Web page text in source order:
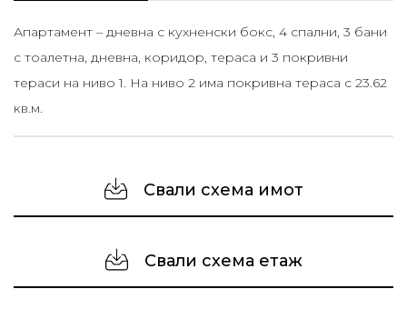
Апартамент – дневна с кухненски бокс, 4 спални, 3 бани
с тоалетна, дневна, коридор, тераса и 3 покривни
тераси на ниво 1. На ниво 2 има покривна тераса с 23.62
кв.м.
Свали схема имот
Свали схема етаж